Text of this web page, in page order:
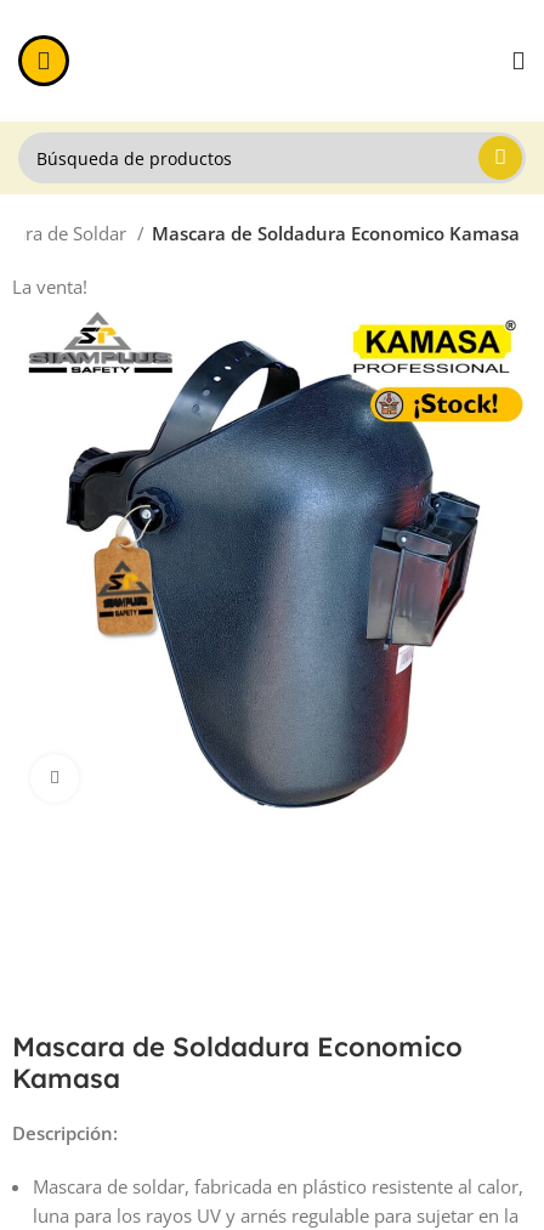
de Soldar Mascara de Soldadura Economico Kamasa
La venta!
Haga Click para agrandar
Mascara de Soldadura Economico
Kamasa
Descripción:
Mascara de soldar, fabricada en plástico resistente al calor,
luna para los rayos UV y arnés regulable para sujetar en la